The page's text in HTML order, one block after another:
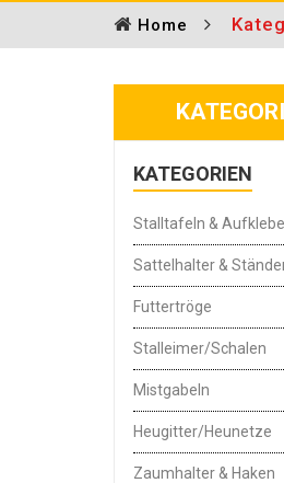
Home
KATEGORIEN
Stalltafeln &
Sattelhalter &
Futtertröge
Stalleimer/Schalen
Mistgabeln
Heugitter/Heunetze
Zaumhalter & Haken